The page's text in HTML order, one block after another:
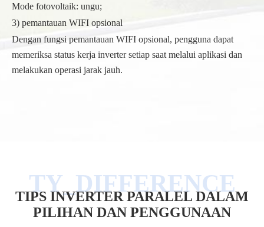
Mode fotovoltaik: ungu;
3) pemantauan WIFI opsional
Dengan fungsi pemantauan WIFI opsional, pengguna dapat
memeriksa status kerja inverter setiap saat melalui aplikasi dan
melakukan operasi jarak jauh.
TIPS INVERTER PARALEL DALAM
PILIHAN DAN PENGGUNAAN